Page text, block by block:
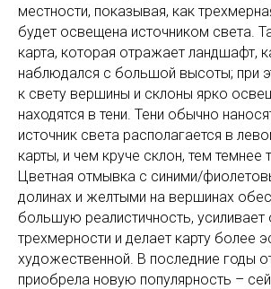
местности, показывая, как
будет освещена источником света.
карта, которая отражает ландшафт,
наблюдался с большой высоты; при
к свету вершины и склоны ярко
находятся в тени. Тени обычно
источник света располагается в
карты, и чем круче склон, тем темнее
Цветная отмывка с синими/
долинах и желтыми на вершинах
большую реалистичность,
трехмерности и делает карту более
художественной. В последние годы
приобрела новую популярность –